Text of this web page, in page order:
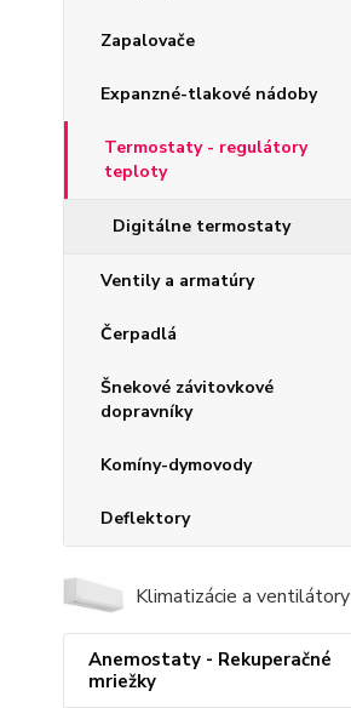
Zapalovače
Expanzné-tlakové nádoby
Termostaty - regulátory
teploty
Digitálne termostaty
Ventily a armatúry
Čerpadlá
Šnekové závitovkové
dopravníky
Komíny-dymovody
Deflektory
Klimatizácie a ventilátory
Anemostaty - Rekuperačné
mriežky